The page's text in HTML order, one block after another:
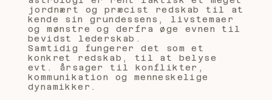
jordnært og præcist redskab til at
kende sin grundessens, livstemaer
og mønstre og derfra øge evnen til
bevidst lederskab.
Samtidig fungerer det som et
konkret redskab, til at belyse
evt. årsager til konflikter,
kommunikation og menneskelige
dynamikker.